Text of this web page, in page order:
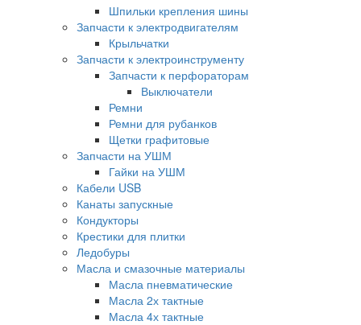
Шпильки крепления шины
Запчасти к электродвигателям
Крыльчатки
Запчасти к электроинструменту
Запчасти к перфораторам
Выключатели
Ремни
Ремни для рубанков
Щетки графитовые
Запчасти на УШМ
Гайки на УШМ
Кабели USB
Канаты запускные
Кондукторы
Крестики для плитки
Ледобуры
Масла и смазочные материалы
Масла пневматические
Масла 2х тактные
Масла 4х тактные